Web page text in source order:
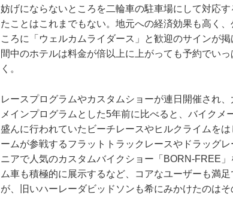
妨げにならないところを二輪車の駐車場にして対応
たことはこれまでもない。地元への経済効果も高く
ころに「ウェルカムライダース」と歓迎のサインが
間中のホテルは料金が倍以上に上がっても予約でい
く。
レースプログラムやカスタムショーが連日開催され
メインプログラムとした5年前に比べると、バイク
盛んに行われていたビーチレースやヒルクライムを
ームが参戦するフラットトラックレースやドラッグ
ニアで人気のカスタムバイクショー「BORN-FREE
ム車も積極的に展示するなど、コアなユーザーも満
が、旧いハーレーダビッドソンも希にみかけたのはそ